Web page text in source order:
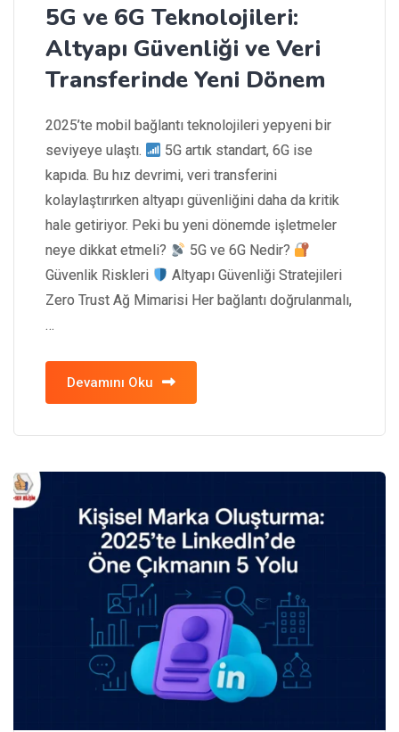
5G ve 6G Teknolojileri:
Altyapı Güvenliği ve Veri
Transferinde Yeni Dönem
2025’te mobil bağlantı teknolojileri yepyeni bir
seviyeye ulaştı.
5G artık standart, 6G ise
kapıda. Bu hız devrimi, veri transferini
kolaylaştırırken altyapı güvenliğini daha da kritik
hale getiriyor. Peki bu yeni dönemde işletmeler
neye dikkat etmeli?
5G ve 6G Nedir?
Güvenlik Riskleri
Altyapı Güvenliği Stratejileri
Zero Trust Ağ Mimarisi Her bağlantı doğrulanmalı,
…
Devamını Oku